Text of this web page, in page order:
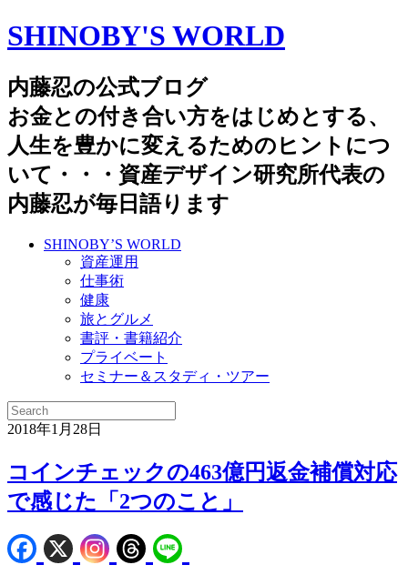
SHINOBY'S WORLD
内藤忍の公式ブログ
お金との付き合い方をはじめとする、
人生を豊かに変えるためのヒントにつ
いて・・・資産デザイン研究所代表の
内藤忍が毎日語ります
SHINOBY’S WORLD
資産運用
仕事術
健康
旅とグルメ
書評・書籍紹介
プライベート
セミナー＆スタディ・ツアー
2018年1月28日
コインチェックの463億円返金補償対応
で感じた「2つのこと」